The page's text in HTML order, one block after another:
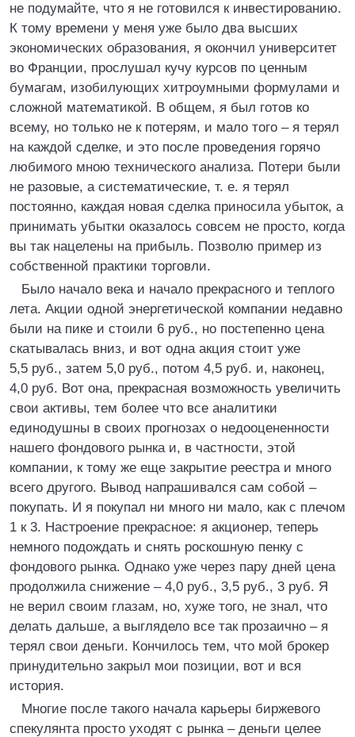
не подумайте, что я не готовился к инвестированию.
К тому времени у меня уже было два высших
экономических образования, я окончил университет
во Франции, прослушал кучу курсов по ценным
бумагам, изобилующих хитроумными формулами и
сложной математикой. В общем, я был готов ко
всему, но только не к потерям, и мало того – я терял
на каждой сделке, и это после проведения горячо
любимого мною технического анализа. Потери были
не разовые, а систематические, т. е. я терял
постоянно, каждая новая сделка приносила убыток, а
принимать убытки оказалось совсем не просто, когда
вы так нацелены на прибыль. Позволю пример из
собственной практики торговли.
Было начало века и начало прекрасного и теплого
лета. Акции одной энергетической компании недавно
были на пике и стоили 6 руб., но постепенно цена
скатывалась вниз, и вот одна акция стоит уже
5,5 руб., затем 5,0 руб., потом 4,5 руб. и, наконец,
4,0 руб. Вот она, прекрасная возможность увеличить
свои активы, тем более что все аналитики
единодушны в своих прогнозах о недооцененности
нашего фондового рынка и, в частности, этой
компании, к тому же еще закрытие реестра и много
всего другого. Вывод напрашивался сам собой –
покупать. И я покупал ни много ни мало, как с плечом
1 к 3. Настроение прекрасное: я акционер, теперь
немного подождать и снять роскошную пенку с
фондового рынка. Однако уже через пару дней цена
продолжила снижение – 4,0 руб., 3,5 руб., 3 руб. Я
не верил своим глазам, но, хуже того, не знал, что
делать дальше, а выглядело все так прозаично – я
терял свои деньги. Кончилось тем, что мой брокер
принудительно закрыл мои позиции, вот и вся
история.
Многие после такого начала карьеры биржевого
спекулянта просто уходят с рынка – деньги целее